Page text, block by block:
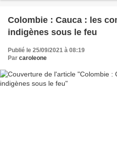
Colombie : Cauca : les
indigènes sous le feu
Publié le 25/09/2021 à 08:19
Par caroleone